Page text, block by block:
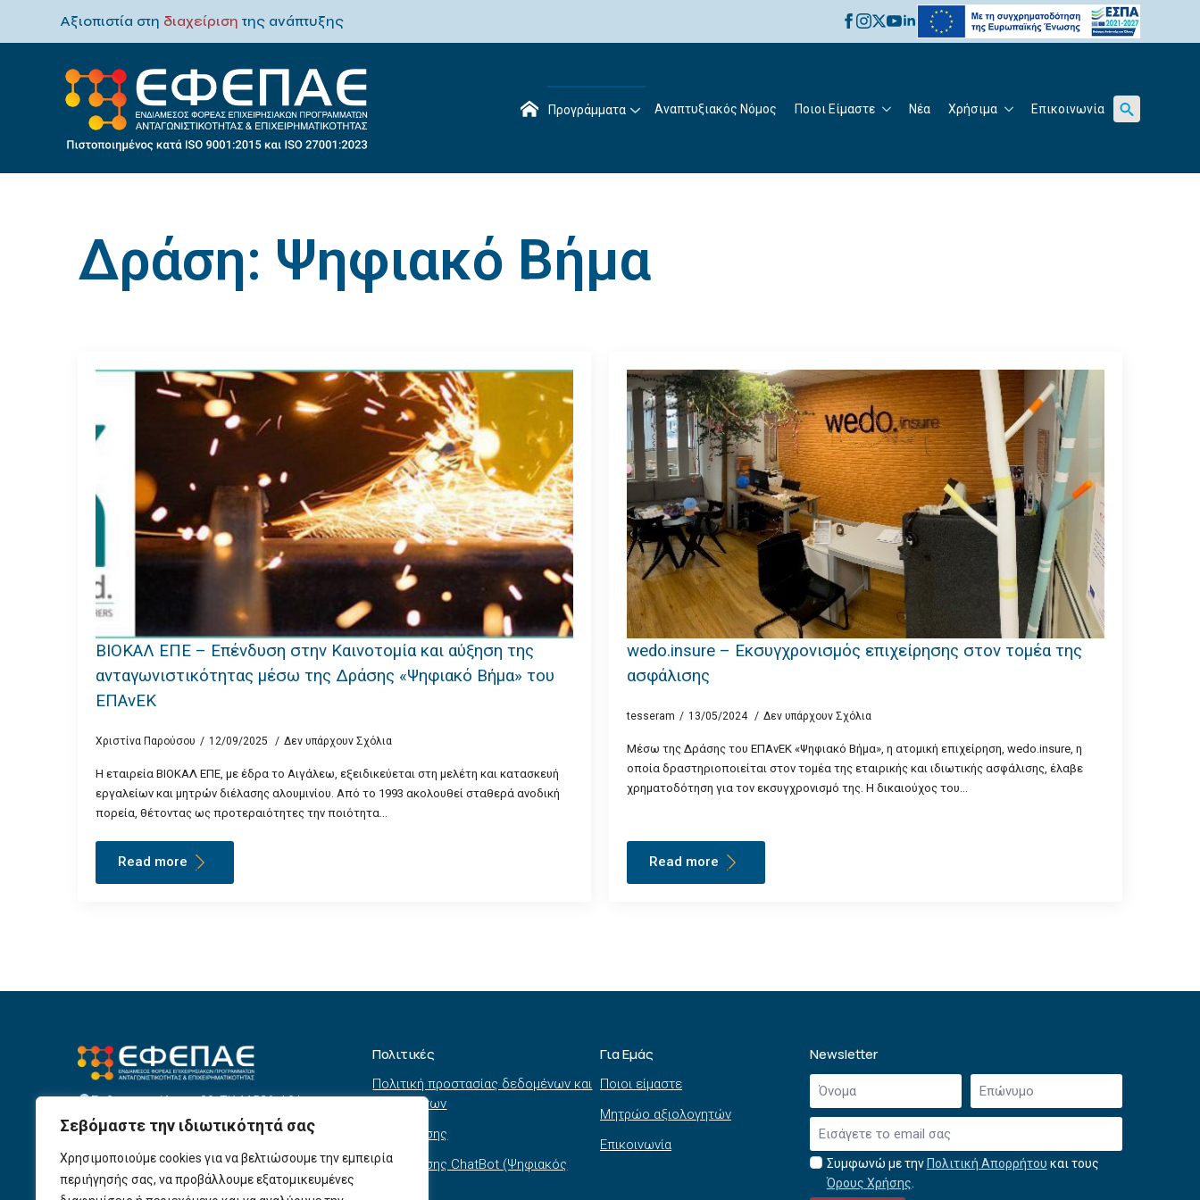
Σεβόμαστε την ιδιωτικότητά σας
Χρησιμοποιούμε cookies για να βελτιώσουμε την εμπειρία
περιήγησής σας, να προβάλλουμε εξατομικευμένες
Αξιοπιστία στη διαχείριση της ανάπτυξης
Προγράμματα Αναπτυξιακός Νόμος Ποιοι Είμαστε Νέα Χρήσιμα Επικοινωνία
for:
Δράση: Ψηφιακό Βήμα
ΒΙΟΚΑΛ ΕΠΕ – Επένδυση στην Καινοτομία και αύξηση της
ανταγωνιστικότητας μέσω της Δράσης «Ψηφιακό Βήμα» του
ΕΠΑνΕΚ
Χριστίνα Παρούσου 12/09/2025 Δεν υπάρχουν Σχόλια
Η εταιρεία ΒΙΟΚΑΛ ΕΠΕ, με έδρα το Αιγάλεω, εξειδικεύεται στη μελέτη και κατασκευή
εργαλείων και μητρών διέλασης αλουμινίου. Από το 1993 ακολουθεί σταθερά ανοδική
πορεία, θέτοντας ως προτεραιότητες την ποιότητα…
Read more
wedo.insure – Εκσυγχρονισμός επιχείρησης στον τομέα της
ασφάλισης
tesseram 13/05/2024 Δεν υπάρχουν Σχόλια
Μέσω της Δράσης του ΕΠΑνΕΚ «Ψηφιακό Βήμα», η ατομική επιχείρηση, wedo.insure, η
οποία δραστηριοποιείται στον τομέα της εταιρικής και ιδιωτικής ασφάλισης, έλαβε
χρηματοδότηση για τον εκσυγχρονισμό της. Η δικαιούχος του…
Read more
Σεβαστουπόλεως 80, ΤΚ 11526, Αθήνα
info@efepae.gr
anaptyxiakos@efepae.gr
210 6985210
Ωράριο Λειτουργίας:
Δευτέρα – Παρασκευή, 09:00 – 17:00
Πολιτικές
Πολιτική προστασίας δεδομένων και
συστημάτων
Όροι χρήσης
Όροι χρήσης ChatBot (Ψηφιακός
Για Εμάς
Ποιοι είμαστε
Μητρώο αξιολογητών
Επικοινωνία
Newsletter
Όνομα
Επώνυμο
Email
Αποδοχή
όρων
Συμφωνώ με την Πολιτική Απορρήτου και τους
Όρους Χρήσης